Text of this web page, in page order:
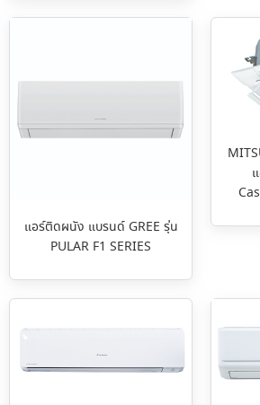
แอร์ติดผนัง แบรนด์ GREE รุ่น
PULAR F1 SERIES